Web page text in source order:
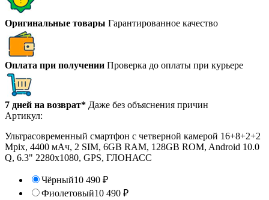
Оригинальные товары Гарантированное качество
Оплата при получении Проверка до оплаты при курьере
7 дней на возврат* Даже без объяснения причин
Артикул:
Ультрасовременный смартфон c четверной камерой 16+8+2+2
Mpix, 4400 мАч, 2 SIM, 6GB RAM, 128GB ROM, Android 10.0
Q, 6.3" 2280х1080, GPS, ГЛОНАСС
Чёрный10 490 ₽
Фиолетовый10 490 ₽